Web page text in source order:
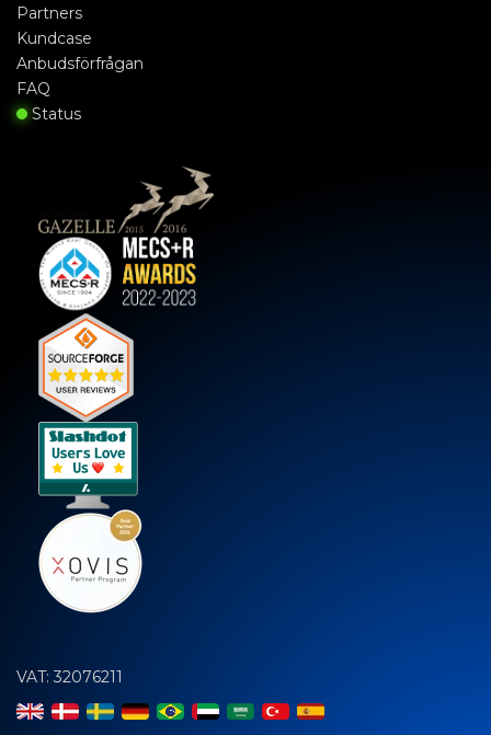
Partners
Kundcase
Anbudsförfrågan
FAQ
Status
VAT: 32076211